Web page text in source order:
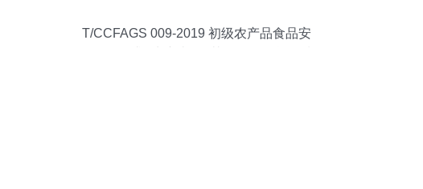
T/CCFAGS 009-2019 初级农产品食品安